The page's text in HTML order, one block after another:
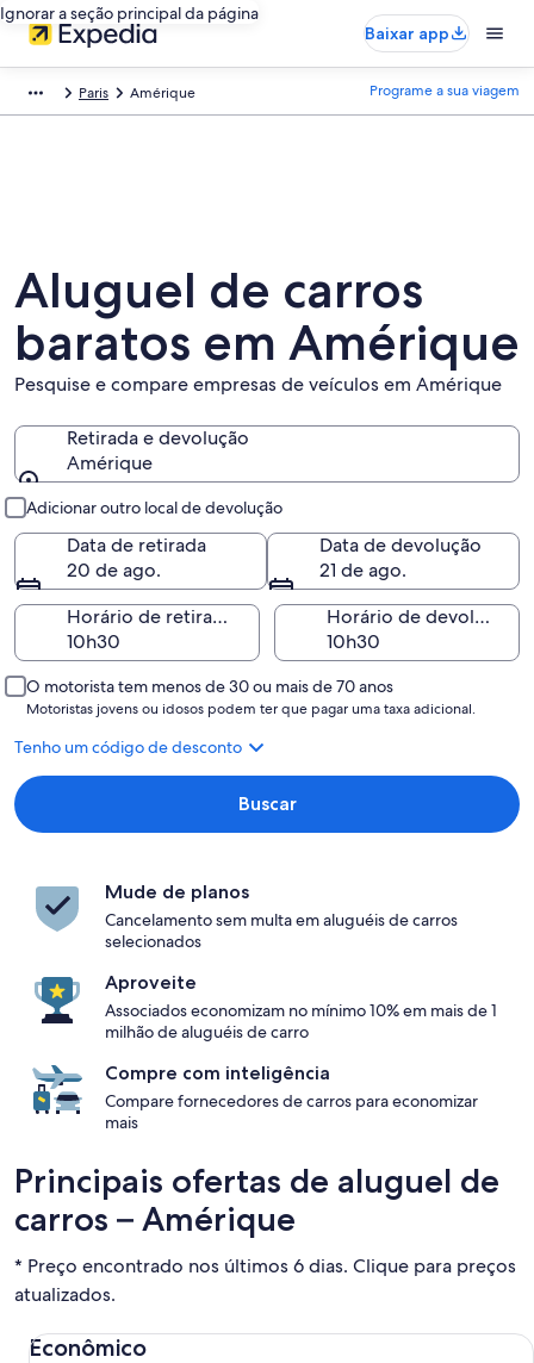
Ignorar a seção principal da página
Baixar app
Paris Amérique Programe a sua viagem
Aluguel de carros
baratos em Amérique
Pesquise e compare empresas de veículos em Amérique
Retirada e devolução
Amérique
Adicionar outro local de devolução
Data de retirada
20 de ago.
Data de devolução
21 de ago.
Horário de retirada
Horário de devolução
O motorista tem menos de 30 ou mais de 70 anos
Motoristas jovens ou idosos podem ter que pagar uma taxa adicional.
Tenho um código de desconto
Buscar
Mude de planos
Cancelamento sem multa em aluguéis de carros
selecionados
Aproveite
Associados economizam no mínimo 10% em mais de 1
milhão de aluguéis de carro
Compre com inteligência
Compare fornecedores de carros para economizar
mais
Principais ofertas de aluguel de
carros – Amérique
* Preço encontrado nos últimos 6 dias. Clique para preços
atualizados.
Econômico
Econômico Chevrolet Spark